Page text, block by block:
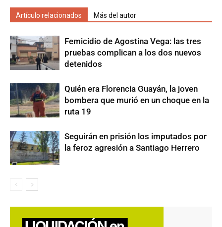
Artículo relacionados Más del autor
Femicidio de Agostina Vega: las tres
pruebas complican a los dos nuevos
detenidos
Quién era Florencia Guayán, la joven
bombera que murió en un choque en la
ruta 19
Seguirán en prisión los imputados por
la feroz agresión a Santiago Herrero